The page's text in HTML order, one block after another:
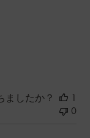
ましたか？
1
0